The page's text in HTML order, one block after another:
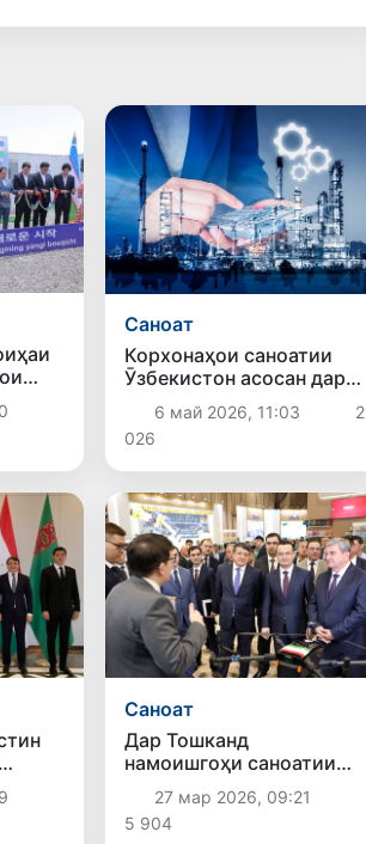
Саноат
Корхонаҳои саноатии
Ӯзбекистон асосан дар
кадом самтҳо фаъолият
мекунанд?
6 май 2026, 11:03
2
026
Саноат
Дар Тошканд
намоишгоҳи саноатии
Ӯзбекистону Тоҷикистон
баргузор мешавад
27 мар 2026, 09:21
5 904